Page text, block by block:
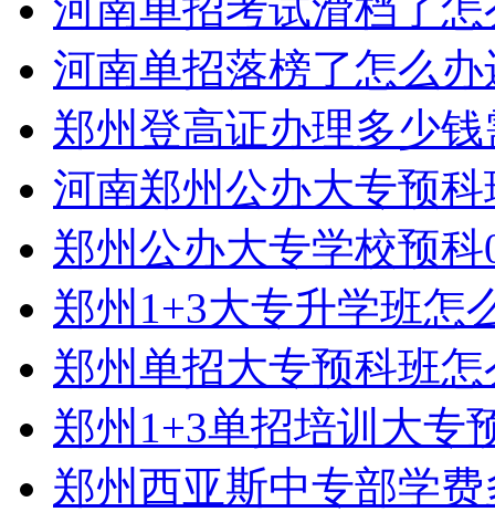
河南单招落榜了怎么
郑州登高证办理多少
河南郑州公办大专预
郑州公办大专学校预
郑州1+3大专升学班怎
郑州单招大专预科班
郑州1+3单招培训大专
郑州西亚斯中专部学